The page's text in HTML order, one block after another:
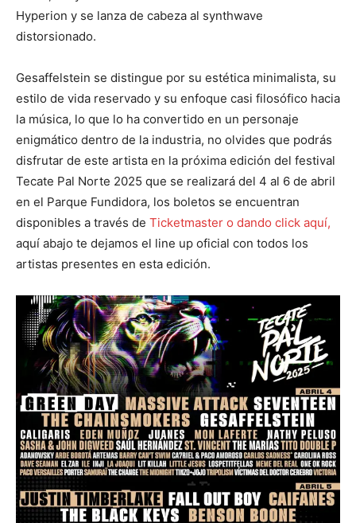
Hyperion y se lanza de cabeza al synthwave
distorsionado.
Gesaffelstein se distingue por su estética minimalista, su
estilo de vida reservado y su enfoque casi filosófico hacia
la música, lo que lo ha convertido en un personaje
enigmático dentro de la industria, no olvides que podrás
disfrutar de este artista en la próxima edición del festival
Tecate Pal Norte 2025 que se realizará del 4 al 6 de abril
en el Parque Fundidora, los boletos se encuentran
disponibles a través de Ticketmaster o dando click aquí,
aquí abajo te dejamos el line up oficial con todos los
artistas presentes en esta edición.